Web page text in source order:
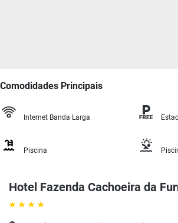
Hotel Fazenda Cachoeira da
Comodidades Principais
Internet Banda Larga
Piscina